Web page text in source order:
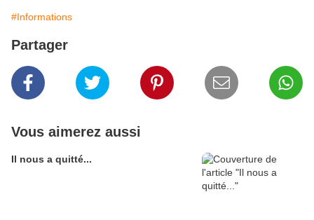
#Informations
Partager
Vous aimerez aussi
Il nous a quitté...